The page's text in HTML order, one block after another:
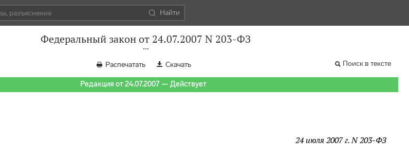
Найти
Федеральный закон от 24.07.2007 N 203-ФЗ
Распечатать Скачать Поиск в тексте
Редакция от 24.07.2007 — Действует
24 июля 2007 г. N 203-ФЗ